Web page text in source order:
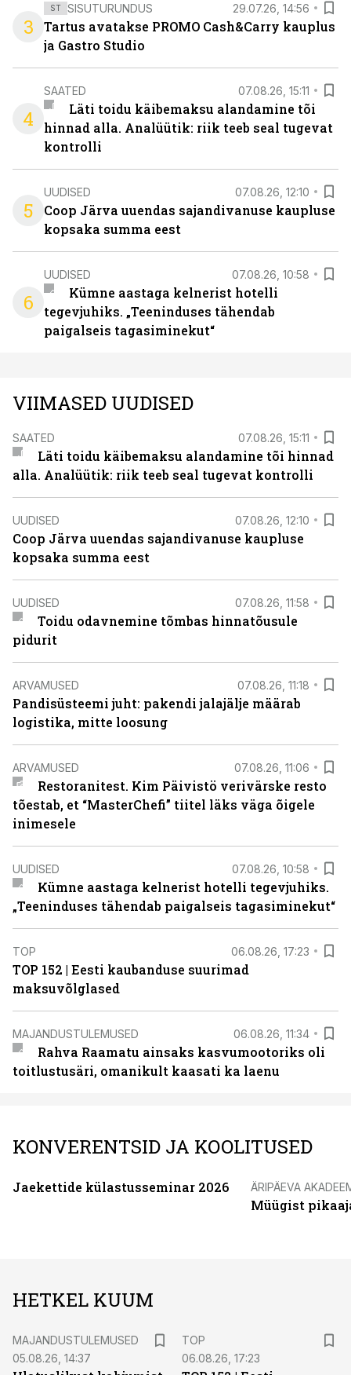
3
ST SISUTURUNDUS 29.07.26, 14:56
Tartus avatakse PROMO Cash&Carry kauplus
ja Gastro Studio
4
SAATED 07.08.26, 15:11
Läti toidu käibemaksu alandamine tõi
hinnad alla. Analüütik: riik teeb seal tugevat
kontrolli
5
UUDISED 07.08.26, 12:10
Coop Järva uuendas sajandivanuse kaupluse
kopsaka summa eest
6
UUDISED 07.08.26, 10:58
Kümne aastaga kelnerist hotelli
tegevjuhiks. „Teeninduses tähendab
paigalseis tagasiminekut“
VIIMASED UUDISED
SAATED 07.08.26, 15:11
Läti toidu käibemaksu alandamine tõi hinnad
alla. Analüütik: riik teeb seal tugevat kontrolli
UUDISED 07.08.26, 12:10
Coop Järva uuendas sajandivanuse kaupluse
kopsaka summa eest
UUDISED 07.08.26, 11:58
Toidu odavnemine tõmbas hinnatõusule
pidurit
ARVAMUSED 07.08.26, 11:18
Pandisüsteemi juht: pakendi jalajälje määrab
logistika, mitte loosung
ARVAMUSED 07.08.26, 11:06
Restoranitest. Kim Päivistö verivärske resto
tõestab, et “MasterChefi” tiitel läks väga õigele
inimesele
UUDISED 07.08.26, 10:58
Kümne aastaga kelnerist hotelli tegevjuhiks.
„Teeninduses tähendab paigalseis tagasiminekut“
TOP 06.08.26, 17:23
TOP 152 | Eesti kaubanduse suurimad
maksuvõlglased
MAJANDUSTULEMUSED 06.08.26, 11:34
Rahva Raamatu ainsaks kasvumootoriks oli
toitlustusäri, omanikult kaasati ka laenu
KONVERENTSID JA KOOLITUSED
Jaekettide külastusseminar 2026 ÄRIPÄEVA
Müügist
HETKEL KUUM
MAJANDUSTULEMUSED
05.08.26, 14:37
TOP
06.08.26, 17:23